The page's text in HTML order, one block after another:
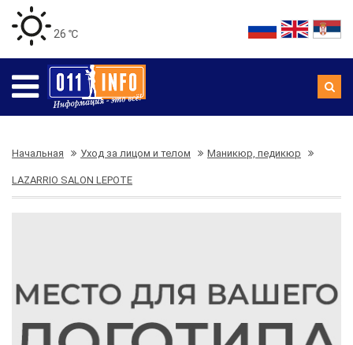
26 ℃
Начальная Уход за лицом и телом Маникюр, педикюр
LAZARRIO SALON LEPOTE